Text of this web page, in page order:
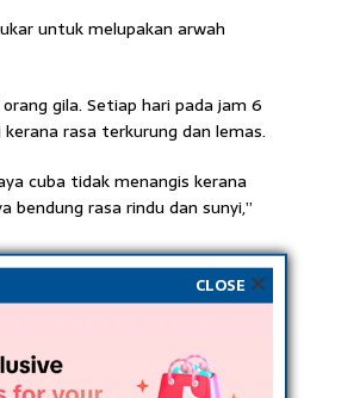
untuk melupakan arwah
gila. Setiap hari pada jam 6
rasa terkurung dan lemas.
cuba tidak menangis kerana
rasa rindu dan sunyi,”
tamu. Ujarnya, setiap kali
nama suaminya.
akan meniru gaya arwah
CLOSE